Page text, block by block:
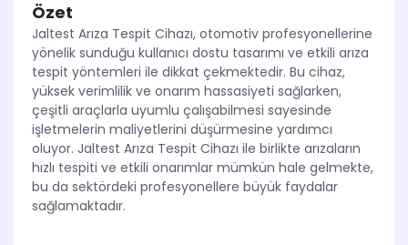
Özet
Jaltest Arıza Tespit Cihazı, otomotiv profesyonellerine
yönelik sunduğu kullanıcı dostu tasarımı ve etkili arıza
tespit yöntemleri ile dikkat çekmektedir. Bu cihaz,
yüksek verimlilik ve onarım hassasiyeti sağlarken,
çeşitli araçlarla uyumlu çalışabilmesi sayesinde
işletmelerin maliyetlerini düşürmesine yardımcı
oluyor. Jaltest Arıza Tespit Cihazı ile birlikte arızaların
hızlı tespiti ve etkili onarımlar mümkün hale gelmekte,
bu da sektördeki profesyonellere büyük faydalar
sağlamaktadır.